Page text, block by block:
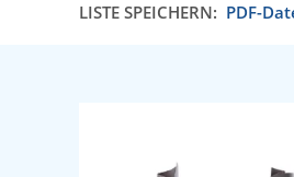
LISTE SPEICHERN: PDF-